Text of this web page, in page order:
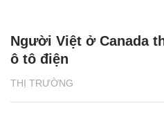
THỊ TRƯỜNG
Người Việt ở Canada
ô tô điện